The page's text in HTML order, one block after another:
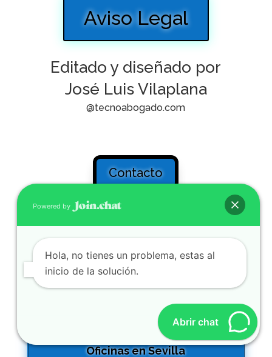
Aviso Legal
Editado y diseñado por
José Luis Vilaplana
@tecnoabogado.com
Contacto
Blog
Información de contacto
Oficinas en Sevilla
Powered by
Hola, no tienes un problema, estas al
inicio de la solución.
Abrir chat